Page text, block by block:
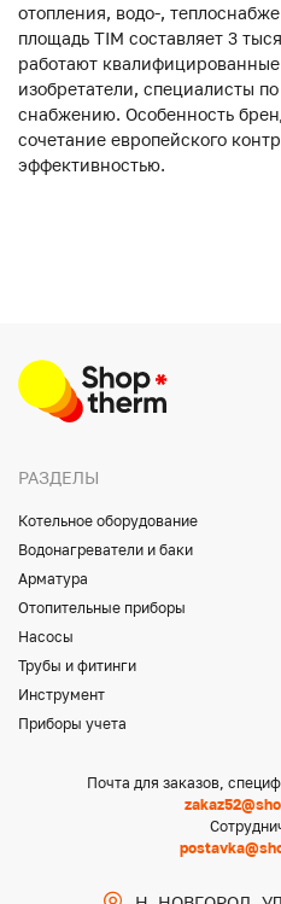
отопления, водо-,
площадь TIM составляет 3
работают
изобретатели, специалисты
снабжению. Особенность
сочетание европейского
эффективностью.
РАЗДЕЛЫ
Котельное оборудование
Водонагреватели и баки
Арматура
Отопительные приборы
Насосы
Трубы и фитинги
Инструмент
Приборы учета
Почта для заказов,